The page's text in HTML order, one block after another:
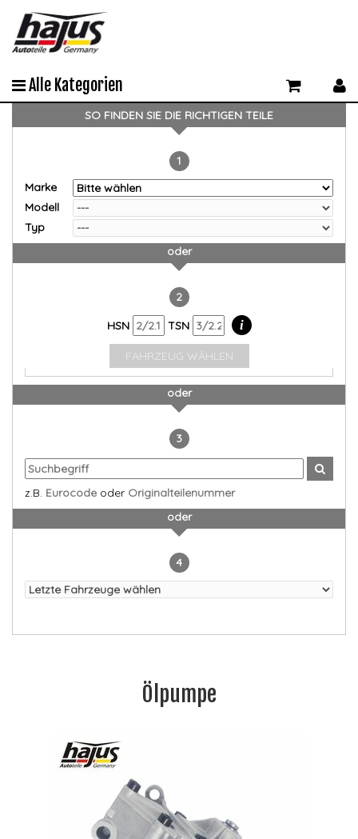
Alle Kategorien
SO FINDEN SIE DIE RICHTIGEN TEILE
1
Marke
Modell
Typ
oder
2
HSN
TSN i
FAHRZEUG WÄHLEN
oder
3
z.B. Eurocode oder Originalteilenummer
oder
4
Ölpumpe